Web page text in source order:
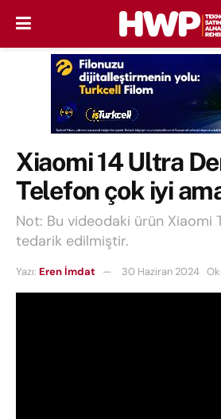
Xiaomi 14 Ultra
Telefon çok iyi
Not: Bu videodaki ürün Xiaomi
tedarik edilmiştir.
Yazı: Eren İmdat 30 Haziran 2024